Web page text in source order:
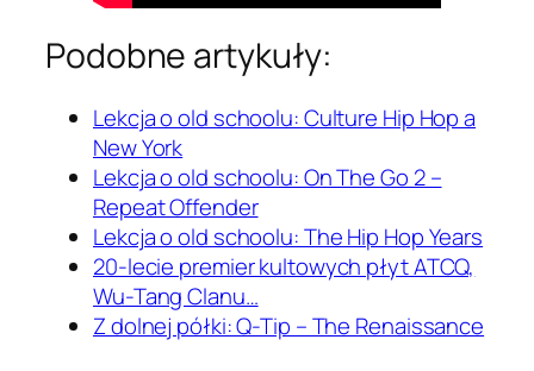
Podobne artykuły:
Lekcja o old schoolu: Culture Hip Hop a
New York
Lekcja o old schoolu: On The Go 2 –
Repeat Offender
Lekcja o old schoolu: The Hip Hop Years
20-lecie premier kultowych płyt ATCQ,
Wu-Tang Clanu…
Z dolnej półki: Q-Tip – The Renaissance